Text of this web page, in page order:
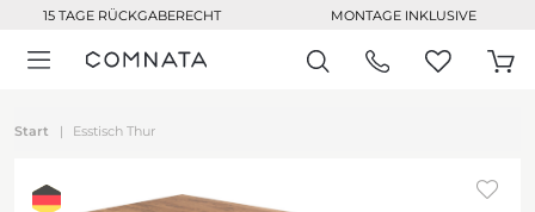
15 TAGE RÜCKGABERECHT MONTAGE INKLUSIVE
Start Esstisch Thur